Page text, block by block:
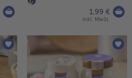
1,99 €
inkl. MwSt.